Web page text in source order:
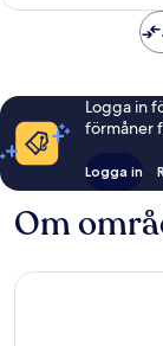
Logga in
förmåner
Logga in
Om